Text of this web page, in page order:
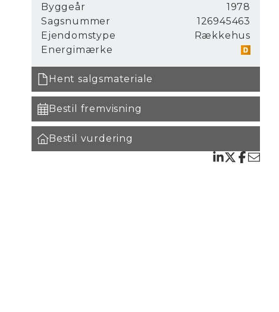
Byggeår
1978
Sagsnummer
126945463
Ejendomstype
Rækkehus
Energimærke
Hent salgsmateriale
Bestil fremvisning
Bestil vurdering